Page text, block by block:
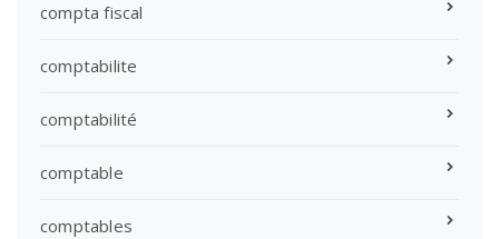
compta fiscal
comptabilite
comptabilité
comptable
comptables